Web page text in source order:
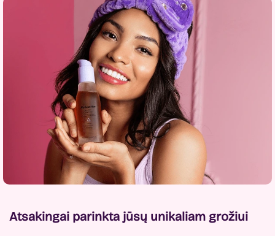
Atsakingai parinkta jūsų unikaliam grožiui